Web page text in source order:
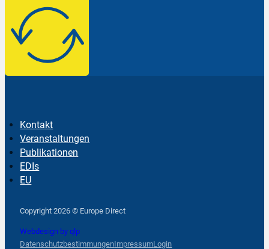
Kontakt
Veranstaltungen
Publikationen
EDIs
EU
Copyright 2026 © Europe Direct
Webdesign by qlp
DatenschutzbestimmungenImpressumLogin